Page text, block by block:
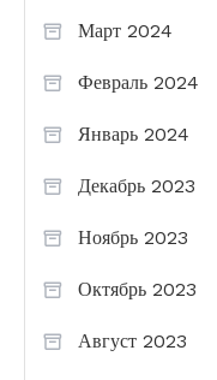
Март 2024
Февраль 2024
Январь 2024
Декабрь 2023
Ноябрь 2023
Октябрь 2023
Август 2023